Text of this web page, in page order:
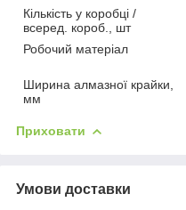
Кількість у коробці /
всеред. короб., шт
Робочий матеріал
Ширина алмазної крайки,
мм
Приховати
Умови доставки